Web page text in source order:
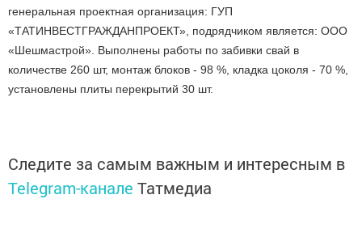
генеральная проектная организация: ГУП
«ТАТИНВЕСТГРАЖДАНПРОЕКТ», подрядчиком является: ООО
«Шешмастрой». Выполнены работы по забивки свай в
количестве 260 шт, монтаж блоков - 98 %, кладка цоколя - 70 %,
установлены плиты перекрытий 30 шт.
Следите за самым важным и интересным в
Telegram-канале Татмедиа